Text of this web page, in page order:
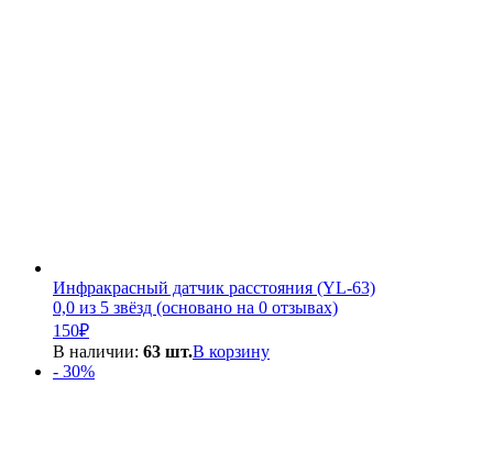
Инфракрасный датчик расстояния (YL-63)
0,0 из 5 звёзд (основано на 0 отзывах)
150₽
В наличии: 63 шт.В корзину
- 30%